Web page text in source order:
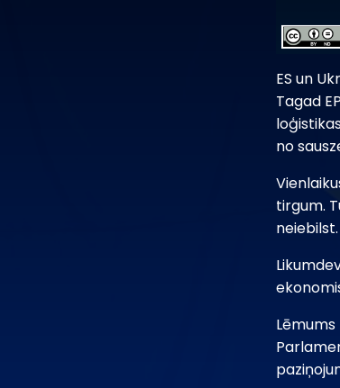
ES un
Tagad
no
tirgum.
neiebilst.